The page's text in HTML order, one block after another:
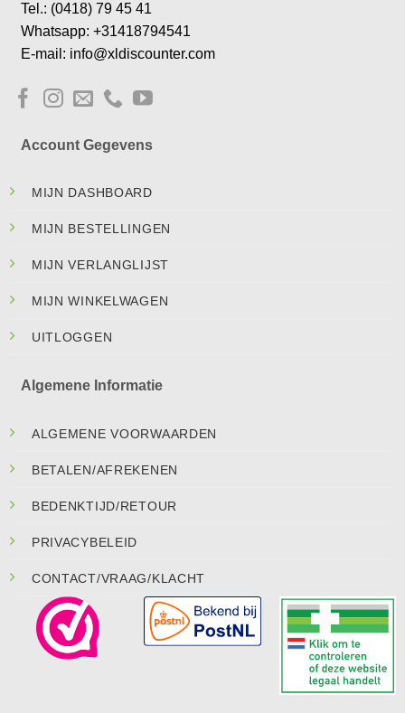
Tel.: (0418) 79 45 41
Whatsapp: +31418794541
E-mail: info@xldiscounter.com
Account Gegevens
MIJN DASHBOARD
MIJN BESTELLINGEN
MIJN VERLANGLIJST
MIJN WINKELWAGEN
UITLOGGEN
Algemene Informatie
ALGEMENE VOORWAARDEN
BETALEN/AFREKENEN
BEDENKTIJD/RETOUR
PRIVACYBELEID
CONTACT/VRAAG/KLACHT